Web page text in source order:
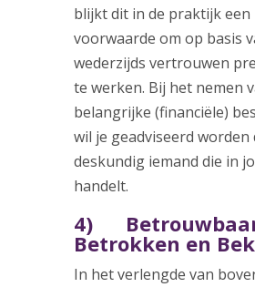
blijkt dit in de praktijk een
voorwaarde om op basis
wederzijds vertrouwen
te werken. Bij het nemen
belangrijke (financiële)
wil je geadviseerd worden
deskundig iemand die in
handelt.
4)
Betrokken en
In het verlengde van